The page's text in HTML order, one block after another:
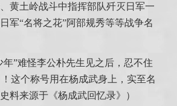
黄土岭战斗中指挥部队歼灭日军一
军“名将之花”阿部规秀等等战争名
年”难怪李公朴先生见之后，忍不住
这个称号用在杨成武身上，实至名
料来源于《杨成武回忆录》）